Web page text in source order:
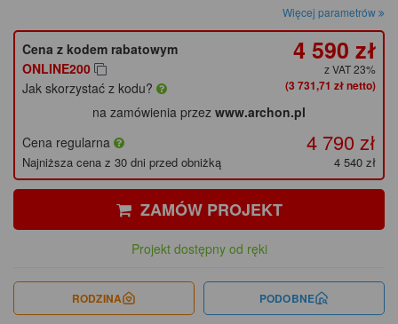
Więcej parametrów
Cena z kodem rabatowym
ONLINE200
Jak skorzystać z kodu?
4 590 zł
z VAT 23%
(3 731,71 zł netto)
na zamówienia przez www.archon.pl
Cena regularna
4 790 zł
Najniższa cena z 30 dni przed obniżką 4 540 zł
ZAMÓW PROJEKT
Projekt dostępny od ręki
RODZINA PODOBNE